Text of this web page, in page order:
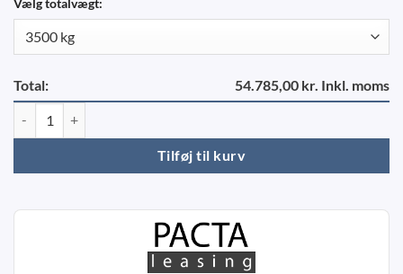
Total: 54.785,00 kr. Inkl. moms
Tilføj til kurv